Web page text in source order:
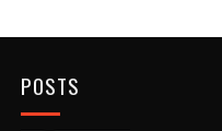
POSTS